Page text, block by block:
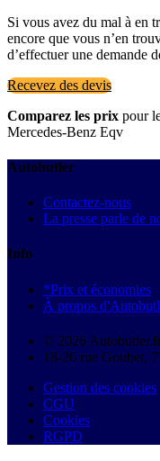
Si vous avez du mal à en
encore que vous n’en
d’effectuer une demande
Recevez des devis
Comparez les prix pour
Mercedes-Benz Eqv
Autobutler
Contactez-nous
La presse parle de
Info
*Prix et économies
À propos
© 2026
18-26 rue Goubet,
Gestion des cookies
CGU
Cookies
RGPD